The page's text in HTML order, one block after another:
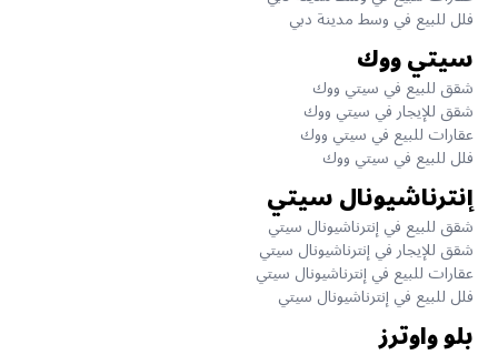
فلل للبيع في وسط مدينة دبي
سيتي ووك
شقق للبيع في سيتي ووك
شقق للإيجار في سيتي ووك
عقارات للبيع في سيتي ووك
فلل للبيع في سيتي ووك
إنترناشيونال سيتي
شقق للبيع في إنترناشيونال سيتي
شقق للإيجار في إنترناشيونال سيتي
عقارات للبيع في إنترناشيونال سيتي
فلل للبيع في إنترناشيونال سيتي
بلو واوترز